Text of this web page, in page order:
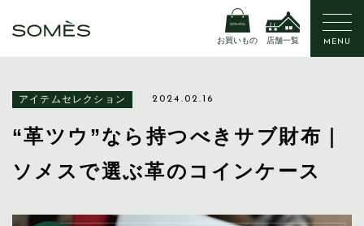
お買いもの 店舗一覧 MENU
アイテムセレクション 2024.02.16
“革ツウ”なら持つべきサブ財布｜
ソメスで選ぶ革のコインケース